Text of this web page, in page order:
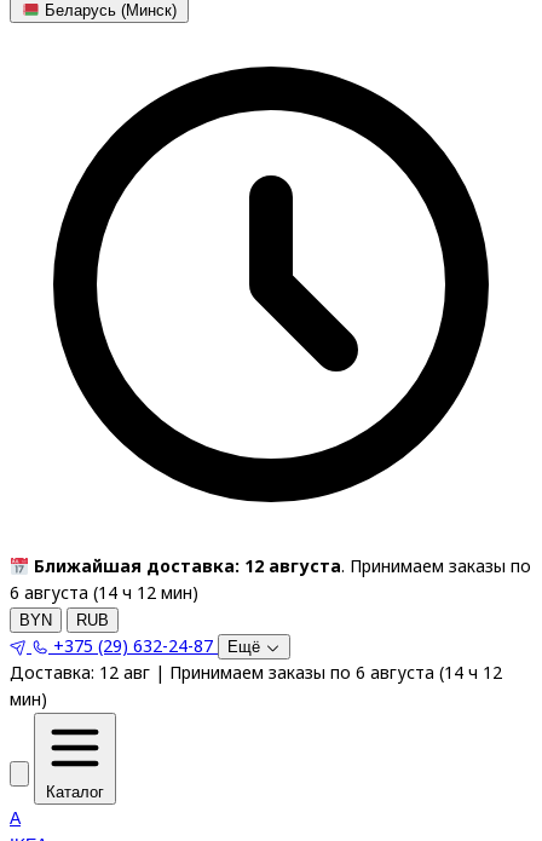
Беларусь (Минск)
Ближайшая доставка: 12 августа. Принимаем заказы по
6 августа (14 ч 12 мин)
BYN RUB
+375 (29) 632-24-87 Ещё
Доставка: 12 авг | Принимаем заказы по 6 августа (14 ч 12
мин)
Каталог
A